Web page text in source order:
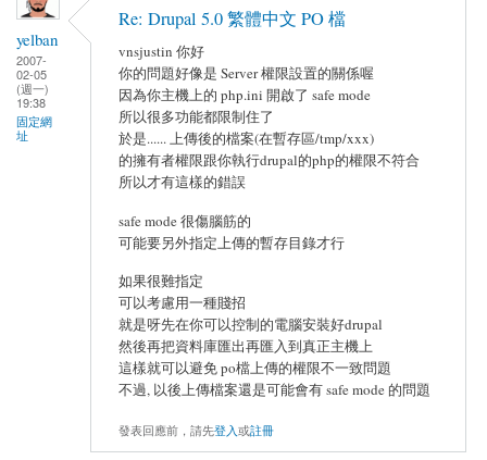
yelban
2007-
02-05
(週一)
19:38
固定網
址
Re: Drupal 5.0 繁體中文 PO 檔
vnsjustin 你好
你的問題好像是 Server 權限設置的關係喔
因為你主機上的 php.ini 開啟了 safe mode
所以很多功能都限制住了
於是...... 上傳後的檔案(在暫存區/tmp/xxx)
的擁有者權限跟你執行drupal的php的權限不符合
所以才有這樣的錯誤
safe mode 很傷腦筋的
可能要另外指定上傳的暫存目錄才行
如果很難指定
可以考慮用一種賤招
就是呀先在你可以控制的電腦安裝好drupal
然後再把資料庫匯出再匯入到真正主機上
這樣就可以避免 po檔上傳的權限不一致問題
不過, 以後上傳檔案還是可能會有 safe mode 的問題
發表回應前，請先登入或註冊